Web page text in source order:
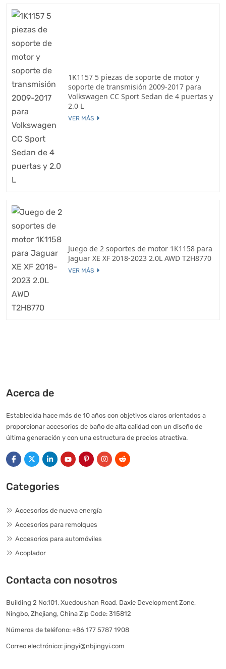
1K1157 5 piezas de soporte de motor y
soporte de transmisión 2009-2017 para
Volkswagen CC Sport Sedan de 4 puertas y
2.0 L
VER MÁS
Juego de 2 soportes de motor 1K1158 para
Jaguar XE XF 2018-2023 2.0L AWD T2H8770
VER MÁS
Acerca de
Establecida hace más de 10 años con objetivos claros orientados a
proporcionar accesorios de baño de alta calidad con un diseño de
última generación y con una estructura de precios atractiva.
Categories
Accesorios de nueva energía
Accesorios para remolques
Accesorios para automóviles
Acoplador
Contacta con nosotros
Building 2 No.101, Xuedoushan Road, Daxie Development Zone,
Ningbo, Zhejiang, China Zip Code: 315812
Números de teléfono: +86 177 5787 1908
Correo electrónico: jingyi@nbjingyi.com